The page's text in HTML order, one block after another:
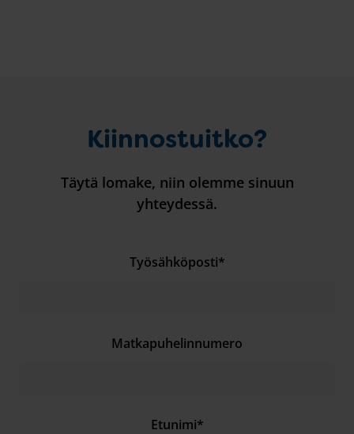
Kiinnostuitko?
Täytä lomake, niin olemme sinuun
yhteydessä.
Työsähköposti*
Matkapuhelinnumero
Etunimi*